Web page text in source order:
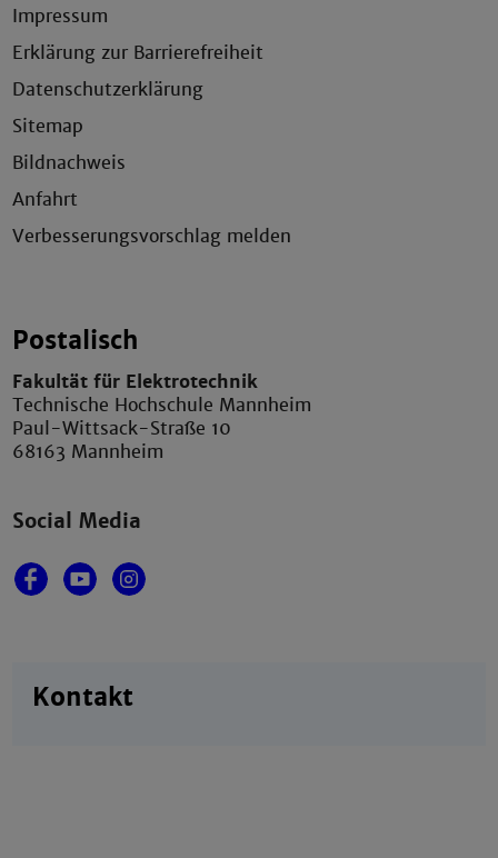
Impressum
Erklärung zur Barrierefreiheit
Datenschutzerklärung
Sitemap
Bildnachweis
Anfahrt
Verbesserungsvorschlag melden
Postalisch
Fakultät für Elektrotechnik
Technische Hochschule Mannheim
Paul-Wittsack-Straße 10
68163 Mannheim
Social Media
Kontakt